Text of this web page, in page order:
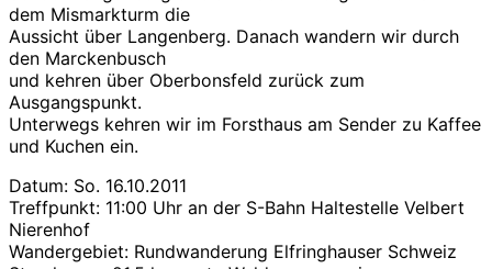
dem Mismarkturm die
Aussicht über Langenberg. Danach wandern wir durch
den Marckenbusch
und kehren über Oberbonsfeld zurück zum
Ausgangspunkt.
Unterwegs kehren wir im Forsthaus am Sender zu Kaffee
und Kuchen ein.
Datum: So. 16.10.2011
Treffpunkt: 11:00 Uhr an der S-Bahn Haltestelle Velbert
Nierenhof
Wandergebiet: Rundwanderung Elfringhauser Schweiz